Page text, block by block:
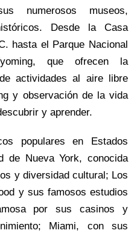
numerosos museos,
Desde la Casa
hasta el Parque Nacional
que ofrecen la
actividades al aire libre
y observación de la vida
y aprender.
populares en Estados
de Nueva York, conocida
y diversidad cultural; Los
y sus famosos estudios
por sus casinos y
Miami, con sus